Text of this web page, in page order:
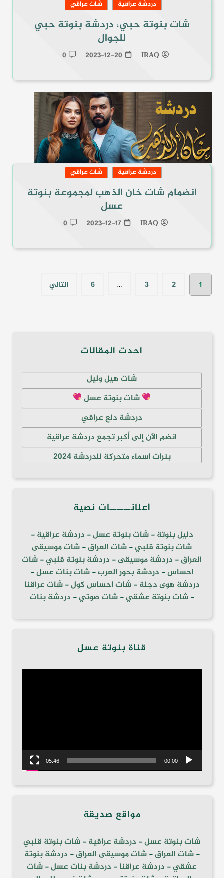
دردشة عراقية شات عراقي
شات بنوتة حبي، دردشة بنوتة حبي
للجوال
IRAQ
2023-12-20
0
دردشة عراقية شات عراقي
انضمام شات خان الذهب لمجموعة بنوتة
عسل
IRAQ
2023-12-17
0
تعدد
صفحات
1
2
3
…
6 التالي
أحدث المقالات
شات هيل وليل
شات بنوتة عسل
دردشة دلع عراقي
انضم الآن إلى أكبر تجمع دردشة عراقية
بنرات اسماء متحركة للدردشة 2024
أعلانــــــات نصية
دليل بنوتة-شات بنوتة عسل- دردشة عراقية-
شات بنوتة قلبي-شات العراق-شات موسيقى
العراق- دردشة موسيقى- دردشة بنوتة قلبي-شات
احساس- دردشة بحور العرب-شات بنات عسل-
دردشة هوى دجلة-شات احساس كول-شات عراقنا
-شات بنوتة عشقي-شات صوتي- دردشة بنات
قناة بنوتة عسل
00:00
05:46
مواقع صديقة
شات بنوتة عسل- دردشة عراقية-شات بنوتة قلبي
-شات العراق-شات موسيقى العراق- دردشة بنوتة
عشقي- دردشة عراقنا- دردشة بنات عسل-شات